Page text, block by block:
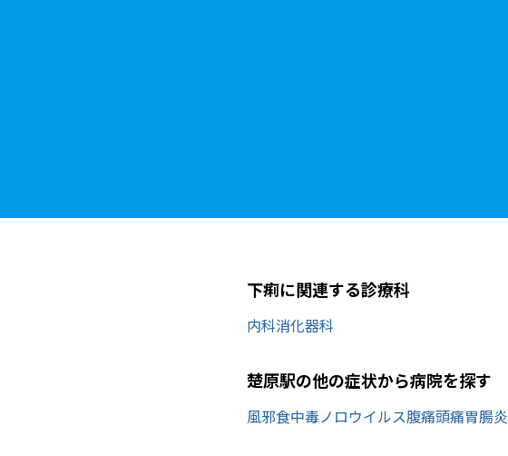
下痢に関連する診療科
内科消化器科
楚原駅の他の症状から病院を探す
風邪食中毒ノロウイルス腹痛頭痛胃腸炎